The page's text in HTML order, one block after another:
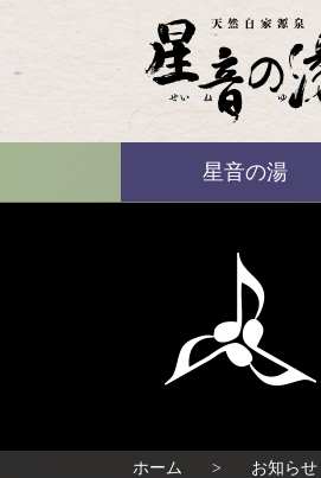
ばいえる
星音の湯
ホーム お知らせ